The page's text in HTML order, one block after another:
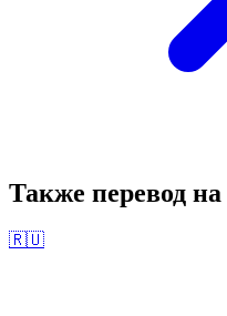
Также перевод на
🇷🇺